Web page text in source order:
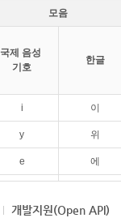
모음
국제 음성
기호
한글
i 이
y 위
e 에
ɛ 에
개발지원(Open API)